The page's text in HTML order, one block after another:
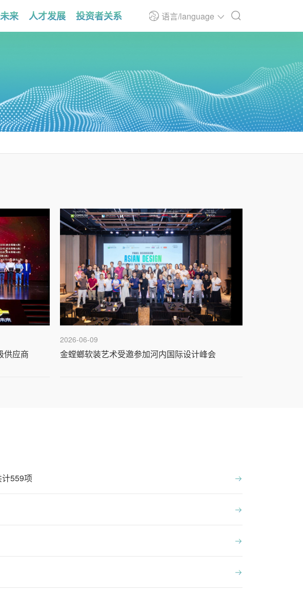
来 人才发展 投资者关系 语言/language
供应商
2026-06-09
金螳螂软装艺术受邀参加河内国际设计峰会
559项